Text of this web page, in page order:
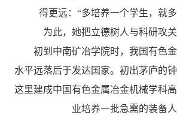
得更远：“多培养一个学生，就
为此，她把立德树人与科研攻关
初到中南矿冶学院时，我国有色
水平远落后于发达国家。初出茅庐的
这里建成中国有色金属冶金机械学科
业培养一批急需的装备人